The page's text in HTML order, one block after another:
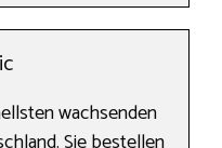
wachsenden